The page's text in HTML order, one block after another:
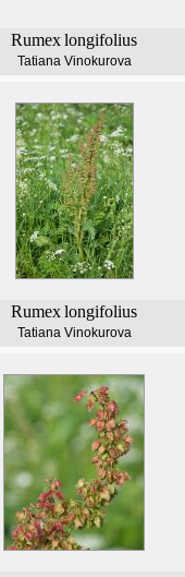
Rumexlongifolius
Tatiana Vinokurova
Rumexlongifolius
Tatiana Vinokurova